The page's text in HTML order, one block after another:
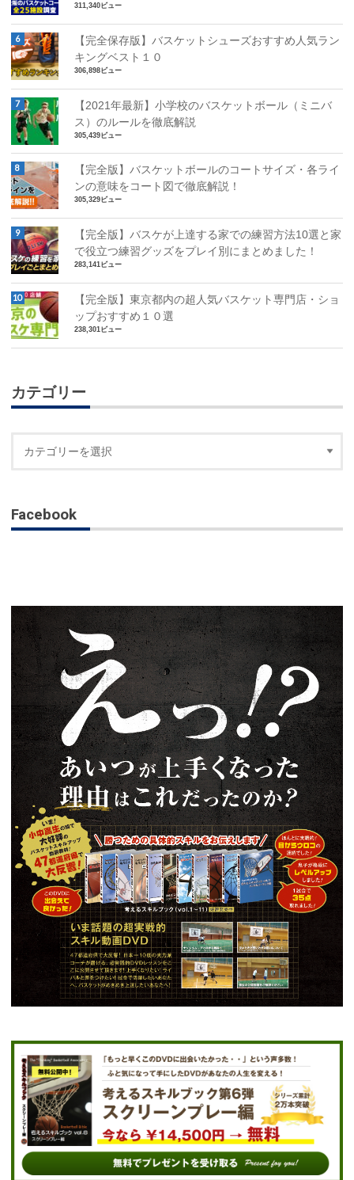
311,340ビュー
【完全保存版】バスケットシューズおすすめ人気ラン
キングベスト１０
306,898ビュー
【2021年最新】小学校のバスケットボール（ミニバ
ス）のルールを徹底解説
305,439ビュー
【完全版】バスケットボールのコートサイズ・各ライ
ンの意味をコート図で徹底解説！
305,329ビュー
【完全版】バスケが上達する家での練習方法10選と家
で役立つ練習グッズをプレイ別にまとめました！
283,141ビュー
【完全版】東京都内の超人気バスケット専門店・ショ
ップおすすめ１０選
238,301ビュー
カテゴリー
Facebook